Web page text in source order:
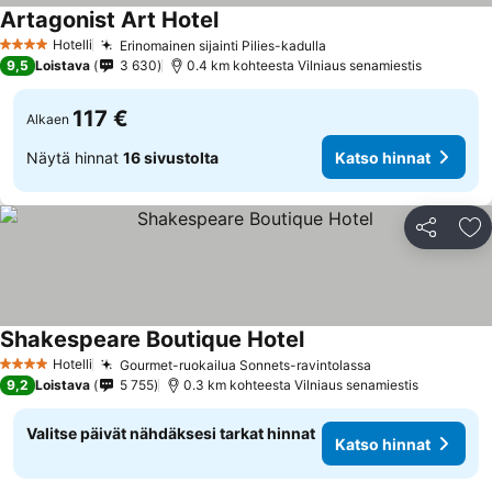
4 Tähtiluokitus
Hotelli Erinomainen sijainti Pilies-kadulla
Artagonist Art HotelKatso hinnat
9,5 Loistava 3 630 0.4 km kohteesta Vilniaus senamiestis
Alkaen 117 €
Näytä hinnat 16 sivustolta Katso hinnat
Jaa
4 Tähtiluokitus
Hotelli Gourmet-ruokailua Sonnets-ravintolassa
Shakespeare Boutique HotelKatso hinnat
9,2 Loistava 5 755 0.3 km kohteesta Vilniaus senamiestis
Valitse päivät nähdäksesi tarkat hinnat
Katso hinnat